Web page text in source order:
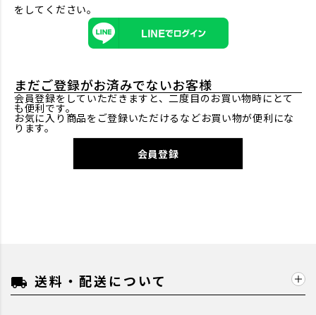
をしてください。
まだご登録がお済みでないお客様
会員登録をしていただきますと、二度目のお買い物時にとて
も便利です。
お気に入り商品をご登録いただけるなどお買い物が便利にな
ります。
会員登録
local_shipping 送料・配送について